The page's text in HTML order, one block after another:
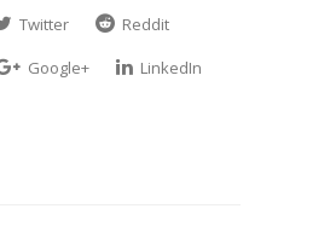
Twitter
Reddit
Google+
LinkedIn